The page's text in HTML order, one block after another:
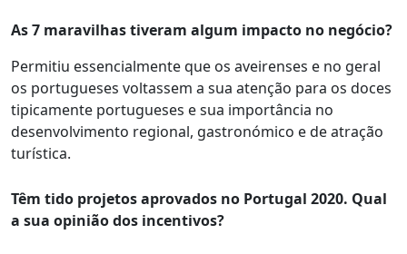
As 7 maravilhas tiveram algum impacto no negócio?
Permitiu essencialmente que os aveirenses e no geral
os portugueses voltassem a sua atenção para os doces
tipicamente portugueses e sua importância no
desenvolvimento regional, gastronómico e de atração
turística.
Têm tido projetos aprovados no Portugal 2020. Qual
a sua opinião dos incentivos?